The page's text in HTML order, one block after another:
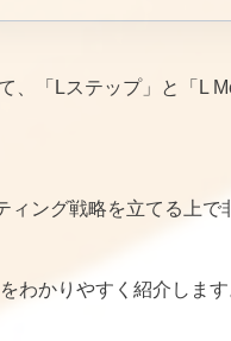
「Lステップ」と「L
ング戦略を立てる上で
わかりやすく紹介します